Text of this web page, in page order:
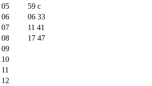
05
59 c
06
06 33
07
11 41
08
17 47
09
10
11
12